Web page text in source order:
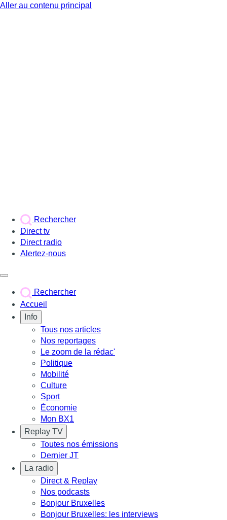
Aller au contenu principal
Rechercher
Direct tv
Direct radio
Alertez-nous
Rechercher
Accueil
Info
Tous nos articles
Nos reportages
Le zoom de la rédac'
Politique
Mobilité
Culture
Sport
Économie
Mon BX1
Replay TV
Toutes nos émissions
Dernier JT
La radio
Direct & Replay
Nos podcasts
Bonjour Bruxelles
Bonjour Bruxelles: les interviews